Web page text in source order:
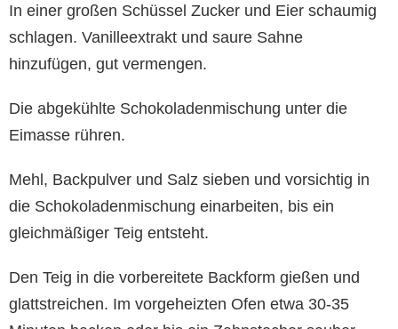
In einer großen Schüssel Zucker und Eier schaumig
schlagen. Vanilleextrakt und saure Sahne
hinzufügen, gut vermengen.
Die abgekühlte Schokoladenmischung unter die
Eimasse rühren.
Mehl, Backpulver und Salz sieben und vorsichtig in
die Schokoladenmischung einarbeiten, bis ein
gleichmäßiger Teig entsteht.
Den Teig in die vorbereitete Backform gießen und
glattstreichen. Im vorgeheizten Ofen etwa 30-35